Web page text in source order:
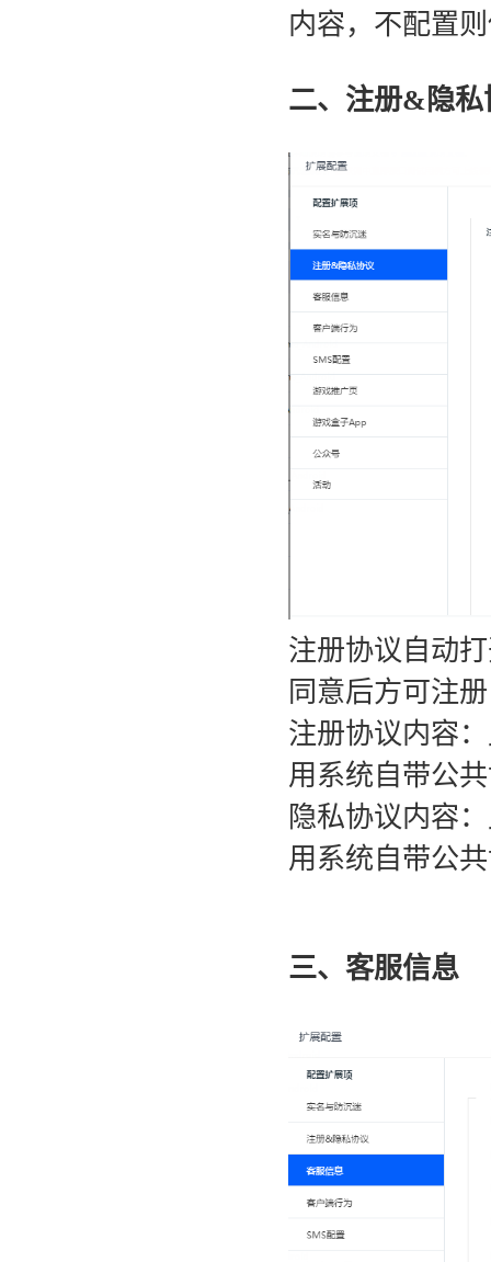
内容， 不配置
二、 注册&隐私
注册协议自动
同意后方可注
注册协议内容
用系统自带公
隐私协议内容：
用系统自带公
三、 客服信息